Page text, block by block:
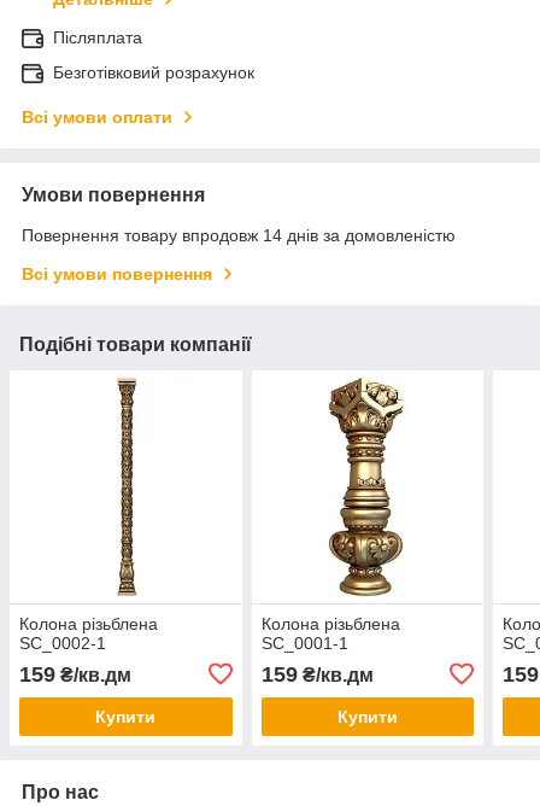
Післяплата
Безготівковий розрахунок
Всі умови оплати
Умови повернення
Повернення товару впродовж 14 днів за домовленістю
Всі умови повернення
Подібні товари компанії
Колона різьблена
SC_0002-1
159 ₴/кв.дм
Купити
Колона різьблена
SC_0001-1
159₴/кв.дм
Купити
159
Про нас